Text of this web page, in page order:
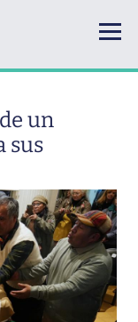
un
sus